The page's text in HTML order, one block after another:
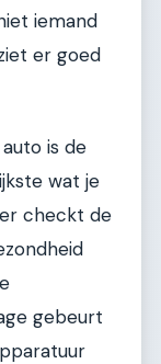
iemand
er goed
is de
wat je
checkt de
gebeurt